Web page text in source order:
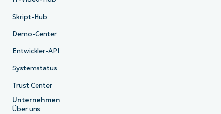
Skript-Hub
Demo-Center
Entwickler-API
Systemstatus
Trust Center
Unternehmen
Über uns